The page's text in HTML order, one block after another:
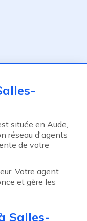
située en Aude,
réseau d'agents
de votre
Votre agent
et gère les
Salles-